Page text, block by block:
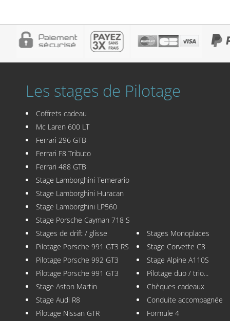
Les stages de Pilotage
Coffrets cadeau
Mc Laren 600 LT
Ferrari 296 GTB
Ferrari F8 Tributo
Ferrari 488 GTB
Stage Lamborghini Temerario
Stage Lamborghini Huracan
Stage Lamborghini LP560
Stage Porsche Cayman 718 S
Stages de drift / glisse
Pilotage Porsche 991 GT3 RS
Pilotage Porsche 992 GT3
Pilotage Porsche 991 GT3
Stage Aston Martin
Stage Audi R8
Pilotage Nissan GTR
Stages Monoplaces
Stage Corvette C8
Stage Alpine A110S
Pilotage duo / trio...
Chèques cadeaux
Conduite accompagnée
Formule 4